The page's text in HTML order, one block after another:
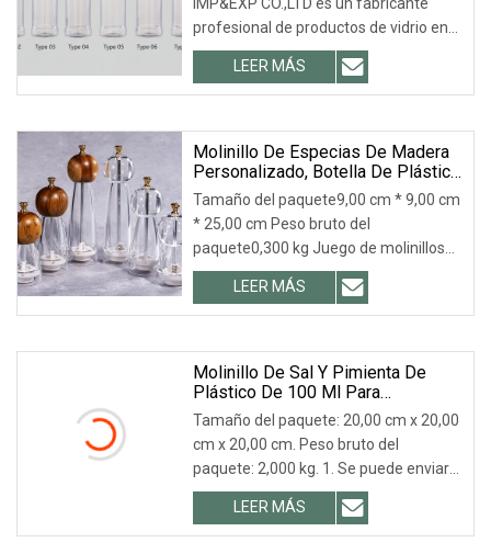
profesional de productos de vidrio en
China. 13 años de experiencia en
fabricación y exportación a nivel
mundial, 5 años de comercialización
LEER MÁS
Molinillo De Especias De Madera
Personalizado, Botella De Plástico
Transparente, Molinillo De Sal Del
Himalaya, Juego De Molinillo
Manual De Sal Y Pimienta De
Madera De Acacia.
Tamaño del paquete9,00 cm * 9,00 cm
* 25,00 cm Peso bruto del
paquete0,300 kg Juego de molinillos
de sal y pimienta de plástico para
cocina 1. Diseño único: este molinillo de
sal y pimienta combina madera de
LEER MÁS
Molinillo De Sal Y Pimienta De
Plástico De 100 Ml Para
Condimentos Y Especias.
Tamaño del paquete: 20,00 cm x 20,00
cm x 20,00 cm. Peso bruto del
paquete: 2,000 kg. 1. Se puede enviar
una muestra gratuita para comprobar
la calidad. 2. Nuestra empresa cuenta
con la certificación ISO 9001 y es su
LEER MÁS